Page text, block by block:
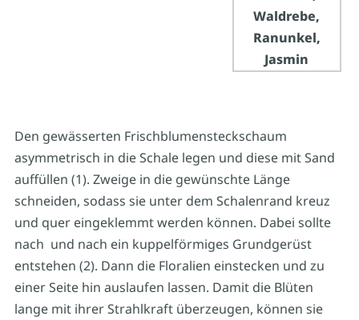
Den gewässerten Frischblumensteckschaum
asymmetrisch in die Schale legen und diese mit Sand
auffüllen (1). Zweige in die gewünschte Länge
schneiden, sodass sie unter dem Schalenrand kreuz
und quer eingeklemmt werden können. Dabei sollte
nach und nach ein kuppelförmiges Grundgerüst
entstehen (2). Dann die Floralien einstecken und zu
einer Seite hin auslaufen lassen. Damit die Blüten
lange mit ihrer Strahlkraft überzeugen, können sie